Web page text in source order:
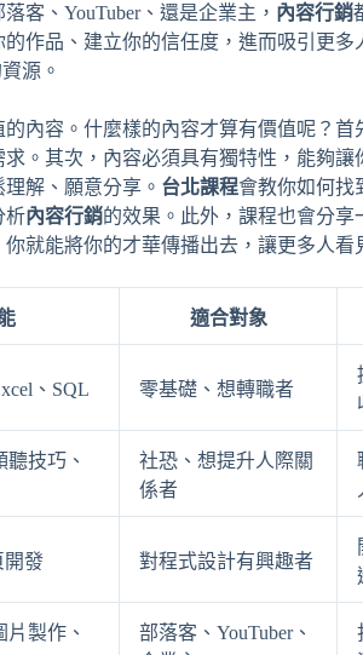
客、YouTuber、還是企業主， 內容行銷
作品、建立你的信任度，進而吸引更多
源。
內容。什麼樣的內容才算有價值呢？
。其次，內容必須具有獨特性，能夠
解、願意分享。 台北課程會教你如何找
析內容行銷的效果。此外，課程也會分享
你就能將你的才華傳播出去，讓更多人看
適合對象
、SQL 零基礎、想轉職者
聽技巧、
社恐、想提升人際關
係者
開發 對程式設計有興趣者
製作、
部落客、YouTuber、